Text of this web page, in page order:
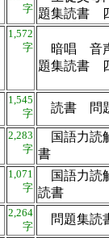
字 題集読
1,572
字
暗唱 音
題集読
1,545
字
読書
2,283
字
国語力読
書
1,071
字
国語力読
読書
2,264
字
問題集